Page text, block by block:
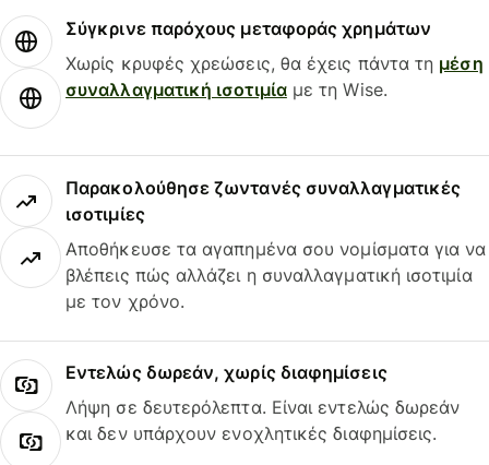
Σύγκρινε παρόχους μεταφοράς χρημάτων
Χωρίς κρυφές χρεώσεις, θα έχεις πάντα τη μέση
συναλλαγματική ισοτιμίαμε τη Wise.
Παρακολούθησε ζωντανές συναλλαγματικές
ισοτιμίες
Αποθήκευσε τα αγαπημένα σου νομίσματα για να
βλέπεις πώς αλλάζει η συναλλαγματική ισοτιμία
με τον χρόνο.
Εντελώς δωρεάν, χωρίς διαφημίσεις
Λήψη σε δευτερόλεπτα. Είναι εντελώς δωρεάν
και δεν υπάρχουν ενοχλητικές διαφημίσεις.